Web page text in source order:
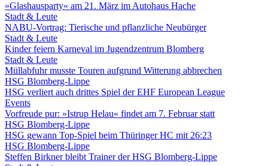
»Glashausparty« am 21. März im Autohaus Hache
Stadt & Leute
NABU-Vortrag: Tierische und pflanzliche Neubürger
Stadt & Leute
Kinder feiern Karneval im Jugendzentrum Blomberg
Stadt & Leute
Müllabfuhr musste Touren aufgrund Witterung abbrechen
HSG Blomberg-Lippe
HSG verliert auch drittes Spiel der EHF European League
Events
Vorfreude pur: »Istrup Helau« findet am 7. Februar statt
HSG Blomberg-Lippe
HSG gewann Top-Spiel beim Thüringer HC mit 26:23
HSG Blomberg-Lippe
Steffen Birkner bleibt Trainer der HSG Blomberg-Lippe